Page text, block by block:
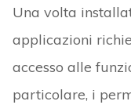
Una volta
applicazioni
accesso alle
particolare, i